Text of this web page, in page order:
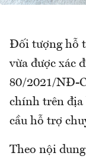
Đối tượng hỗ
vừa được xác
80/2021/NĐ-
chính trên địa
cầu hỗ trợ
Theo nội